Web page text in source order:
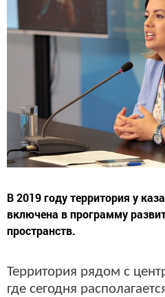
В 2019 году территория у
включена в программу
пространств.
Территория рядом с
где сегодня